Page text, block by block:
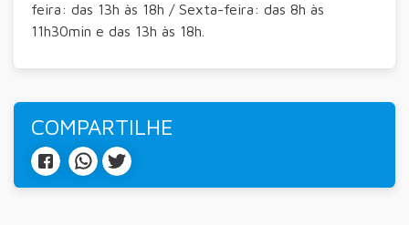
feira: das 13h às 18h / Sexta-feira: das 8h às
11h30min e das 13h às 18h.
COMPARTILHE